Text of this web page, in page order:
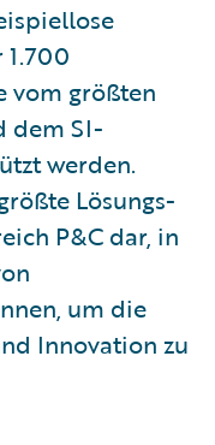
vom größten
dem SI-
werden.
Lösungs-
P&C dar, in
um die
Innovation zu